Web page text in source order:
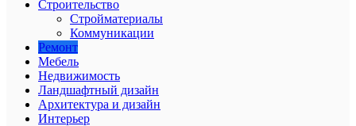
Строительство
Стройматериалы
Коммуникации
Ремонт
Мебель
Недвижимость
Ландшафтный дизайн
Архитектура и дизайн
Интерьер